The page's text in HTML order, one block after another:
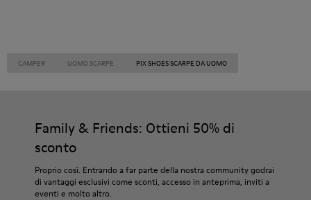
CAMPER UOMO SCARPE PIX SHOES SCARPE DA UOMO
Family & Friends: Ottieni 50% di
sconto
Proprio così. Entrando a far parte della nostra community godrai
di vantaggi esclusivi come sconti, accesso in anteprima, inviti a
eventi e molto altro.